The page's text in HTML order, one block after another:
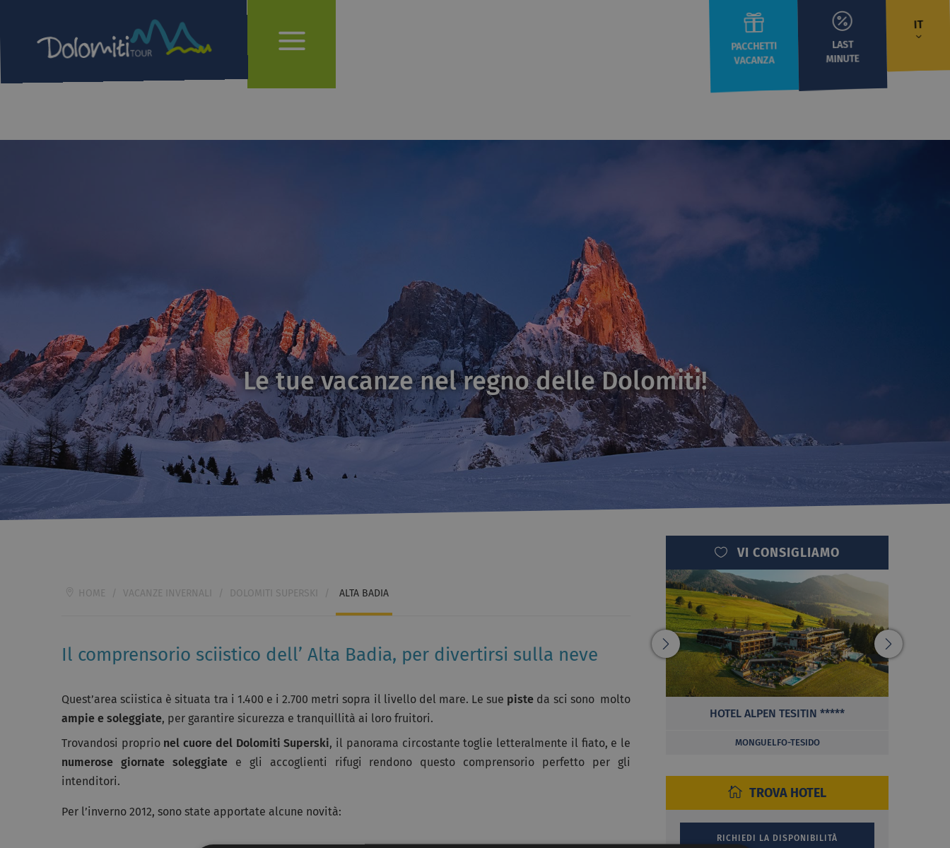
IT
PACCHETTI
VACANZA
LAST
MINUTE
Le tue vacanze nel regno delle Dolomiti!
VI CONSIGLIAMO
HOTEL ALPEN TESITIN *****
MONGUELFO-TESIDO
TROVA HOTEL
HOME / VACANZE INVERNALI / DOLOMITI SUPERSKI / ALTA BADIA
Il comprensorio sciistico dell’ Alta Badia, per divertirsi sulla neve
Quest’area sciistica è situata tra i 1.400 e i 2.700 metri sopra il livello del mare. Le sue piste da sci sono molto
ampie e soleggiate, per garantire sicurezza e tranquillità ai loro fruitori.
Trovandosi proprio nel cuore del Dolomiti Superski, il panorama circostante toglie letteralmente il fiato, e le
numerose giornate soleggiatee gli accoglienti rifugi rendono questo comprensorio perfetto per gli
intenditori.
Per l’inverno 2012, sono state apportate alcune novità: